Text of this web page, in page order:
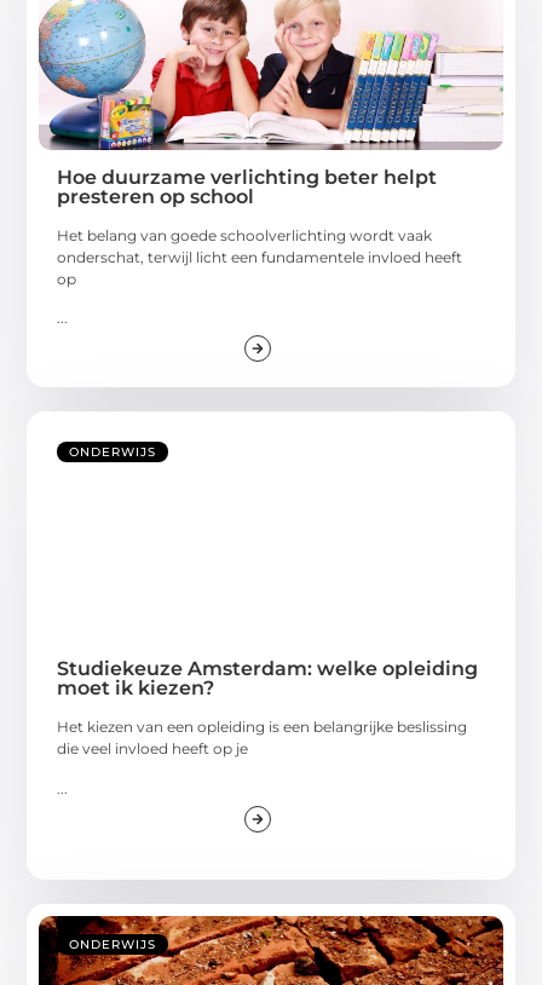
Hoe duurzame verlichting beter helpt
presteren op school
Het belang van goede schoolverlichting wordt vaak
onderschat, terwijl licht een fundamentele invloed heeft
op
...
ONDERWIJS
Studiekeuze Amsterdam: welke opleiding
moet ik kiezen?
Het kiezen van een opleiding is een belangrijke beslissing
die veel invloed heeft op je
ONDERWIJS